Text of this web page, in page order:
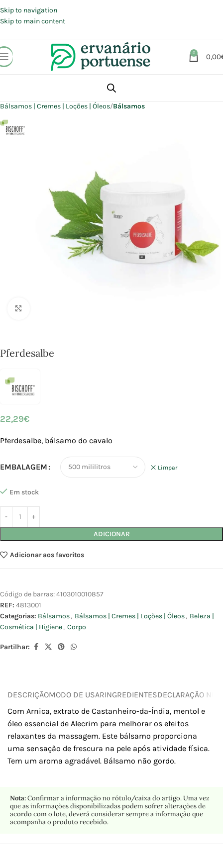
Skip to navigation
Skip to main content
0 0,00
Beleza | Cosmética | Higiene
Bálsamos | Cremes | Loções | Óleos Bálsamos
Pferdesalbe
22,29€
Pferdesalbe, bálsamo do cavalo
EMBALAGEM Limpar
Em stock
ADICIONAR
Adicionar aos favoritos
Código de barras:4103010010857
REF: 4813001
Categorias: Bálsamos, Bálsamos | Cremes | Loções | Óleos, Beleza |
Cosmética | Higiene, Corpo
Partilhar:
DESCRIÇÃOMODO DE USARINGREDIENTESDECLARAÇÃO
Com Arnica, extrato de Castanheiro-da-Índia, mentol e
óleo essencial de Alecrim para melhorar os efeitos
relaxantes da massagem. Este bálsamo proporciona
uma sensação de frescura na pele após atividade física.
Tem um aroma agradável. Bálsamo não gordo.
Nota:Confirmar a informação no rótulo/caixa do artigo. Uma vez
que as informações disponibilizadas podem sofrer alterações de
acordo com o lote, deverá considerar sempre a informação que
acompanha o produto recebido.